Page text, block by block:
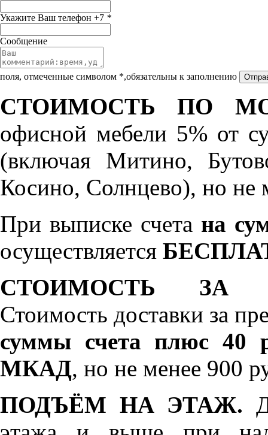
Укажите Ваш телефон +7 *
Сообщение
поля, отмеченные символом *,обязательны к заполнению
СТОИМОСТЬ ПО
офисной мебели 5% от
(включая Митино,
Косино, Солнцево), но не
При выписке счета на
осуществляется
СТОИМОСТЬ ЗА
Стоимость доставки за
суммы счета плюс 40
МКАД, но не менее 900
ПОДЪЁМ НА ЭТАЖ.